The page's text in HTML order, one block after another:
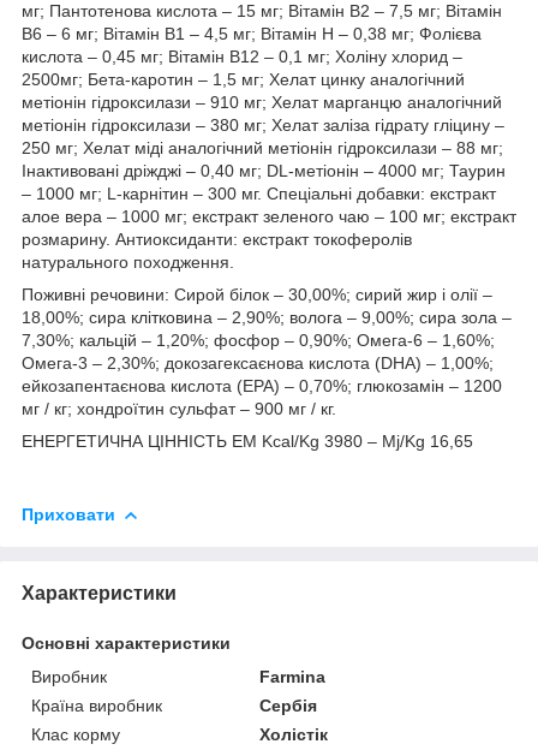
мг; Пантотенова кислота – 15 мг; Вітамін В2 – 7,5 мг; Вітамін
В6 – 6 мг; Вітамін В1 – 4,5 мг; Вітамін Н – 0,38 мг; Фолієва
кислота – 0,45 мг; Вітамін В12 – 0,1 мг; Холіну хлорид –
2500мг; Бета-каротин – 1,5 мг; Хелат цинку аналогічний
метіонін гідроксилази – 910 мг; Хелат марганцю аналогічний
метіонін гідроксилази – 380 мг; Хелат заліза гідрату гліцину –
250 мг; Хелат міді аналогічний метіонін гідроксилази – 88 мг;
Інактивовані дріжджі – 0,40 мг; DL-метіонін – 4000 мг; Таурин
– 1000 мг; L-карнітин – 300 мг. Спеціальні добавки: екстракт
алое вера – 1000 мг; екстракт зеленого чаю – 100 мг; екстракт
розмарину. Антиоксиданти: екстракт токоферолів
натурального походження.
Поживні речовини: Cирой білок – 30,00%; сирий жир і олії –
18,00%; сира клітковина – 2,90%; волога – 9,00%; сира зола –
7,30%; кальцій – 1,20%; фосфор – 0,90%; Омега-6 – 1,60%;
Омега-3 – 2,30%; докозагексаєнова кислота (DHA) – 1,00%;
ейкозапентаєнова кислота (EPA) – 0,70%; глюкозамін – 1200
мг / кг; хондроїтин сульфат – 900 мг / кг.
ЕНЕРГЕТИЧНА ЦІННІСТЬ EM Kcal/Kg 3980 – Mj/Kg 16,65
Приховати
Характеристики
Основні характеристики
Виробник
Farmina
Країна виробник
Сербія
Клас корму
Холістік